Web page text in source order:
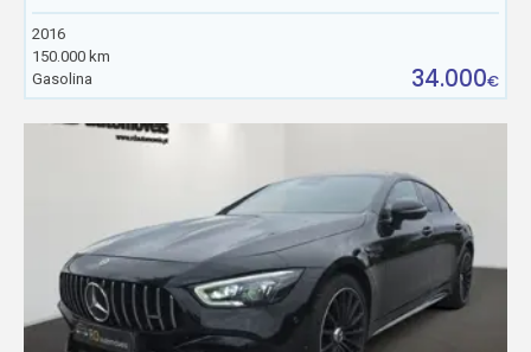
2016
150.000 km
Gasolina
34.000€